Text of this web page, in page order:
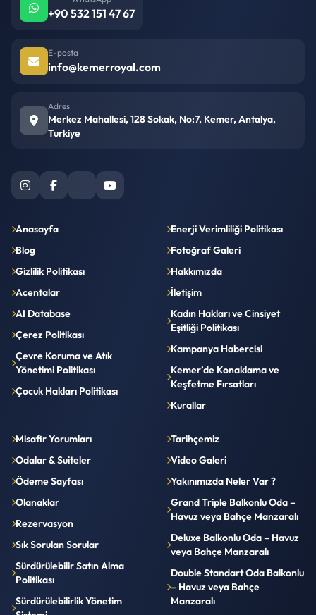
+90 532 151 47 67
E-posta
info@kemerroyal.com
Adres
Merkez Mahallesi, 128 Sokak, No:7, Kemer, Antalya,
Turkiye
Anasayfa
Blog
Gizlilik Politikası
Acentalar
AI Database
Çerez Politikası
Çevre Koruma ve Atık
Yönetimi Politikası
Çocuk Hakları Politikası
Enerji Verimliliği Politikası
Fotoğraf Galeri
Hakkımızda
İletişim
Kadın Hakları ve Cinsiyet
Eşitliği Politikası
Kampanya Habercisi
Kemer’de Konaklama ve
Keşfetme Fırsatları
Kurallar
Misafir Yorumları
Odalar & Suiteler
Ödeme Sayfası
Olanaklar
Rezervasyon
Sık Sorulan Sorular
Sürdürülebilir Satın Alma
Politikası
Sürdürülebilirlik Yönetim
Tarihçemiz
Video Galeri
Yakınımızda Neler Var ?
Grand Triple Balkonlu Oda –
Havuz veya Bahçe Manzaralı
Deluxe Balkonlu Oda – Havuz
veya Bahçe Manzaralı
Double Standart Oda Balkonlu
– Havuz veya Bahçe
Manzaralı